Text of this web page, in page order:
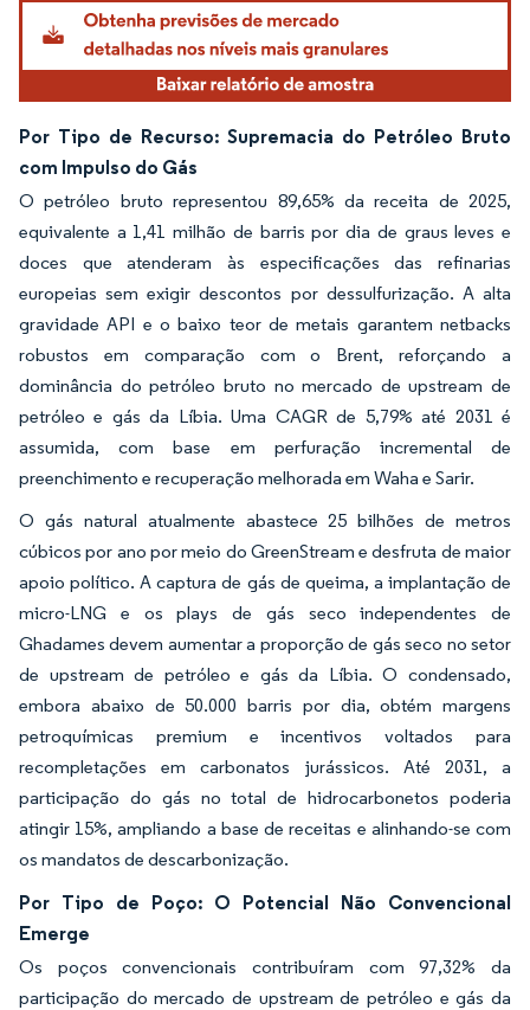
Por Tipo de Recurso: Supremacia do Petróleo Bruto
com Impulso do Gás
O petróleo bruto representou 89,65% da receita de 2025,
equivalente a 1,41 milhão de barris por dia de graus leves e
doces que atenderam às especificações das refinarias
europeias sem exigir descontos por dessulfurização. A alta
gravidade API e o baixo teor de metais garantem netbacks
robustos em comparação com o Brent, reforçando a
dominância do petróleo bruto no mercado de upstream de
petróleo e gás da Líbia. Uma CAGR de 5,79% até 2031 é
assumida, com base em perfuração incremental de
preenchimento e recuperação melhorada em Waha e Sarir.
O gás natural atualmente abastece 25 bilhões de metros
cúbicos por ano por meio do GreenStream e desfruta de maior
apoio político. A captura de gás de queima, a implantação de
micro-LNG e os plays de gás seco independentes de
Ghadames devem aumentar a proporção de gás seco no setor
de upstream de petróleo e gás da Líbia. O condensado,
embora abaixo de 50.000 barris por dia, obtém margens
petroquímicas premium e incentivos voltados para
recompletações em carbonatos jurássicos. Até 2031, a
participação do gás no total de hidrocarbonetos poderia
atingir 15%, ampliando a base de receitas e alinhando-se com
os mandatos de descarbonização.
Por Tipo de Poço: O Potencial Não Convencional
Emerge
Os poços convencionais contribuíram com 97,32% da
participação do mercado de upstream de petróleo e gás da